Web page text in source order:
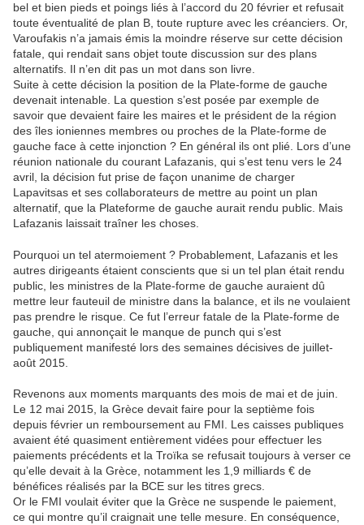
bel et bien pieds et poings liés à l’accord du 20 février et refusait
toute éventualité de plan B, toute rupture avec les créanciers. Or,
Varoufakis n’a jamais émis la moindre réserve sur cette décision
fatale, qui rendait sans objet toute discussion sur des plans
alternatifs. Il n’en dit pas un mot dans son livre.
Suite à cette décision la position de la Plate-forme de gauche
devenait intenable. La question s’est posée par exemple de
savoir que devaient faire les maires et le président de la région
des îles ioniennes membres ou proches de la Plate-forme de
gauche face à cette injonction ? En général ils ont plié. Lors d’une
réunion nationale du courant Lafazanis, qui s’est tenu vers le 24
avril, la décision fut prise de façon unanime de charger
Lapavitsas et ses collaborateurs de mettre au point un plan
alternatif, que la Plateforme de gauche aurait rendu public. Mais
Lafazanis laissait traîner les choses.
Pourquoi un tel atermoiement ? Probablement, Lafazanis et les
autres dirigeants étaient conscients que si un tel plan était rendu
public, les ministres de la Plate-forme de gauche auraient dû
mettre leur fauteuil de ministre dans la balance, et ils ne voulaient
pas prendre le risque. Ce fut l’erreur fatale de la Plate-forme de
gauche, qui annonçait le manque de punch qui s’est
publiquement manifesté lors des semaines décisives de juillet-
août 2015.
Revenons aux moments marquants des mois de mai et de juin.
Le 12 mai 2015, la Grèce devait faire pour la septième fois
depuis février un remboursement au FMI. Les caisses publiques
avaient été quasiment entièrement vidées pour effectuer les
paiements précédents et la Troïka se refusait toujours à verser ce
qu’elle devait à la Grèce, notamment les 1,9 milliards € de
bénéfices réalisés par la BCE sur les titres grecs.
Or le FMI voulait éviter que la Grèce ne suspende le paiement,
ce qui montre qu’il craignait une telle mesure. En conséquence,